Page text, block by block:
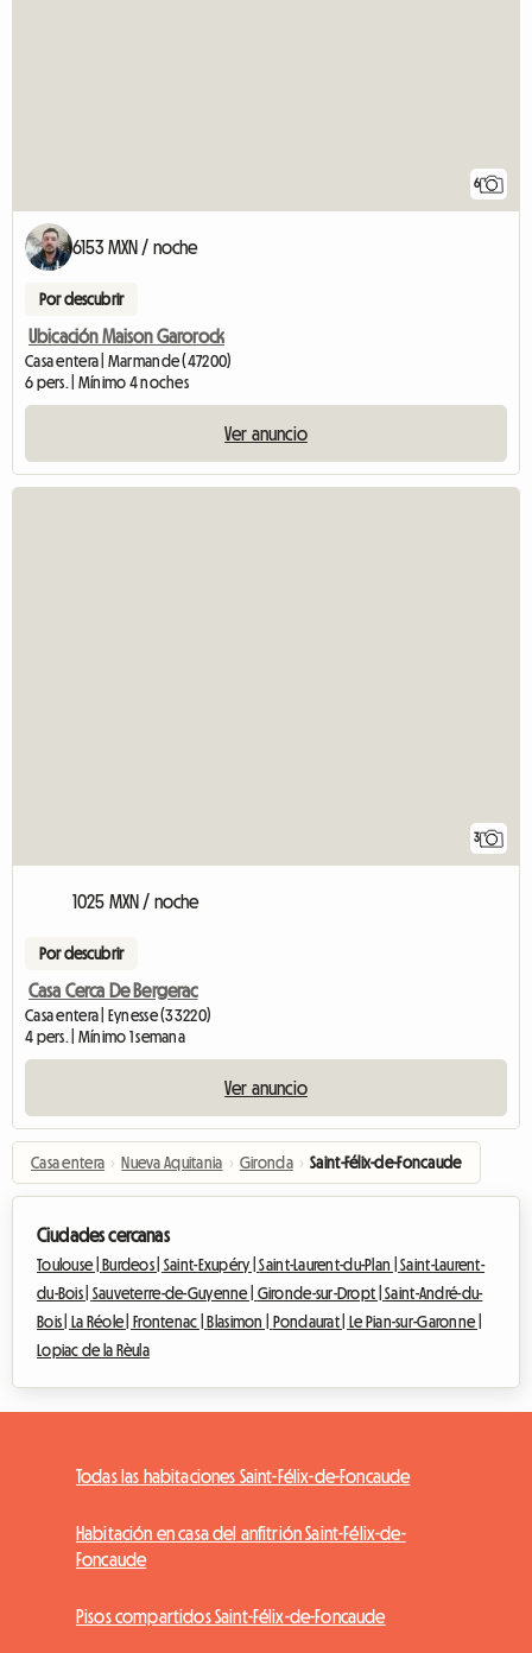
6
6153 MXN / noche
Por descubrir
Ubicación Maison Garorock
Casa entera | Marmande (47200)
6 pers. | Mínimo 4 noches
Ver anuncio
3
1025 MXN / noche
Por descubrir
Casa Cerca De Bergerac
Casa entera | Eynesse (33220)
4 pers. | Mínimo 1 semana
Ver anuncio
Casa entera › Nueva Aquitania › Gironda › Saint-Félix-de-Foncaude
Ciudades cercanas
Toulouse | Burdeos | Saint-Exupéry |Saint-Laurent-du-Plan |Saint-Laurent-
du-Bois | Sauveterre-de-Guyenne | Gironde-sur-Dropt |Saint-André-du-
Bois |
La Réole | Frontenac | Blasimon | Pondaurat |
Le Pian-sur-Garonne |
Lopiac de la Rèula
Todas las habitaciones Saint-Félix-de-Foncaude
Habitación en casa del anfitrión Saint-Félix-de-
Foncaude
Pisos compartidos Saint-Félix-de-Foncaude